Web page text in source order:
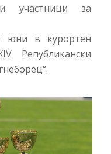
участници за
в курортен
Републикански